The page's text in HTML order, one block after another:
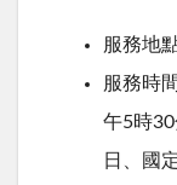
服務地
服務時
午5時30
日、國